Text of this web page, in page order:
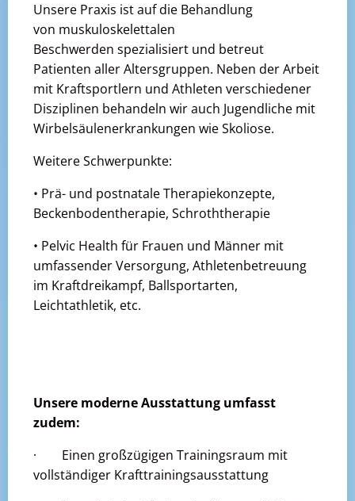
Unsere Praxis ist auf die Behandlung
von muskuloskelettalen
Beschwerden spezialisiert und betreut
Patienten aller Altersgruppen. Neben der Arbeit
mit Kraftsportlern und Athleten verschiedener
Disziplinen behandeln wir auch Jugendliche mit
Wirbelsäulenerkrankungen wie Skoliose.
Weitere Schwerpunkte:
• Prä- und postnatale Therapiekonzepte,
Beckenbodentherapie, Schroththerapie
• Pelvic Health für Frauen und Männer mit
umfassender Versorgung, Athletenbetreuung
im Kraftdreikampf, Ballsportarten,
Leichtathletik, etc.
Unsere moderne Ausstattung umfasst
zudem:
· Einen großzügigen Trainingsraum mit
vollständiger Krafttrainingsausstattung